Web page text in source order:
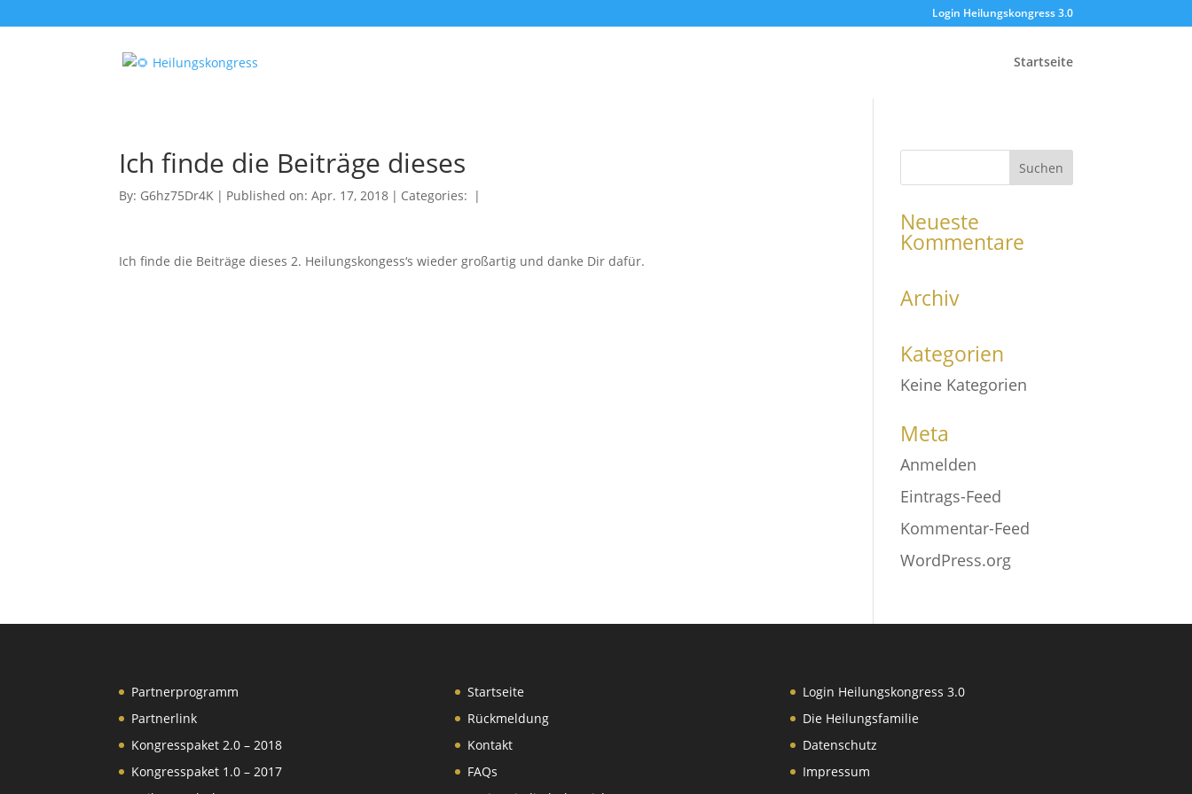
Login Heilungskongress 3.0
Startseite
Ich finde die Beiträge dieses
By: G6hz75Dr4K | Published on: Apr. 17, 2018 | Categories: |
Ich finde die Beiträge dieses 2. Heilungskongess‘s wieder großartig und danke Dir dafür.
Neueste
Kommentare
Archiv
Kategorien
Keine Kategorien
Meta
Anmelden
Eintrags-Feed
Kommentar-Feed
WordPress.org
Partnerprogramm
Partnerlink
Kongresspaket 2.0 – 2018
Kongresspaket 1.0 – 2017
Startseite
Rückmeldung
Kontakt
FAQs
Login Heilungskongress 3.0
Die Heilungsfamilie
Datenschutz
Impressum